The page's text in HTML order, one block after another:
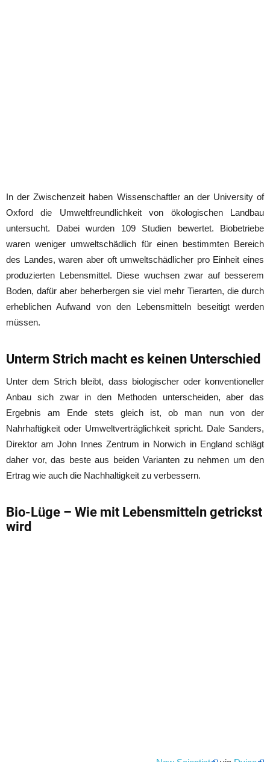
In der Zwischenzeit haben Wissenschaftler an der University of
Oxford die Umweltfreundlichkeit von ökologischen Landbau
untersucht. Dabei wurden 109 Studien bewertet. Biobetriebe
waren weniger umweltschädlich für einen bestimmten Bereich
des Landes, waren aber oft umweltschädlicher pro Einheit eines
produzierten Lebensmittel. Diese wuchsen zwar auf besserem
Boden, dafür aber beherbergen sie viel mehr Tierarten, die durch
erheblichen Aufwand von den Lebensmitteln beseitigt werden
müssen.
Unterm Strich macht es keinen Unterschied
Unter dem Strich bleibt, dass biologischer oder konventioneller
Anbau sich zwar in den Methoden unterscheiden, aber das
Ergebnis am Ende stets gleich ist, ob man nun von der
Nahrhaftigkeit oder Umweltverträglichkeit spricht. Dale Sanders,
Direktor am John Innes Zentrum in Norwich in England schlägt
daher vor, das beste aus beiden Varianten zu nehmen um den
Ertrag wie auch die Nachhaltigkeit zu verbessern.
Bio-Lüge – Wie mit Lebensmitteln getrickst
wird